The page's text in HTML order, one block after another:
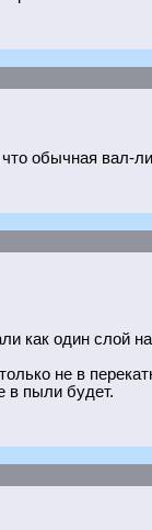
обычная вал-
как один слой
не в
в пыли будет.